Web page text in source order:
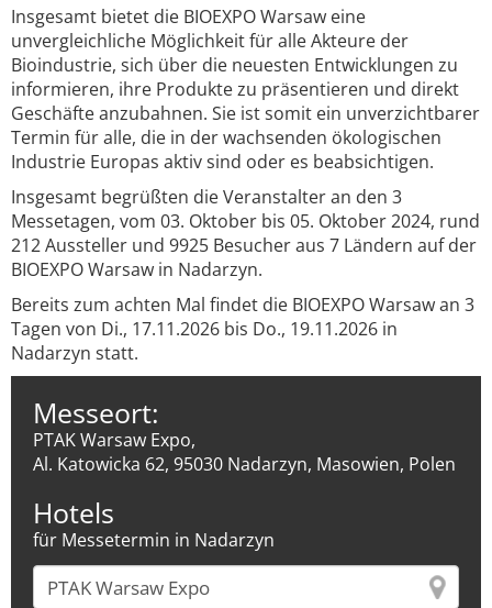
Insgesamt bietet die BIOEXPO Warsaw eine
unvergleichliche Möglichkeit für alle Akteure der
Bioindustrie, sich über die neuesten Entwicklungen zu
informieren, ihre Produkte zu präsentieren und direkt
Geschäfte anzubahnen. Sie ist somit ein unverzichtbarer
Termin für alle, die in der wachsenden ökologischen
Industrie Europas aktiv sind oder es beabsichtigen.
Insgesamt begrüßten die Veranstalter an den 3
Messetagen, vom 03. Oktober bis 05. Oktober 2024, rund
212 Aussteller und 9925 Besucher aus 7 Ländern auf der
BIOEXPO Warsaw in Nadarzyn.
Bereits zum achten Mal findet die BIOEXPO Warsaw an 3
Tagen von Di., 17.11.2026 bis Do., 19.11.2026 in
Nadarzyn statt.
Messeort:
PTAK Warsaw Expo,
Al. Katowicka 62, 95030 Nadarzyn, Masowien, Polen
Hotels
für Messetermin in Nadarzyn